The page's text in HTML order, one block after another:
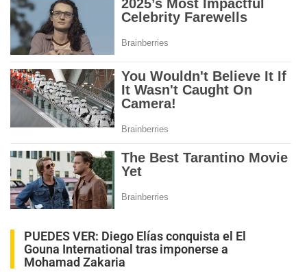
PUEDES VER: Diego Elías conquista el El
Gouna International tras imponerse a
Mohamad Zakaria